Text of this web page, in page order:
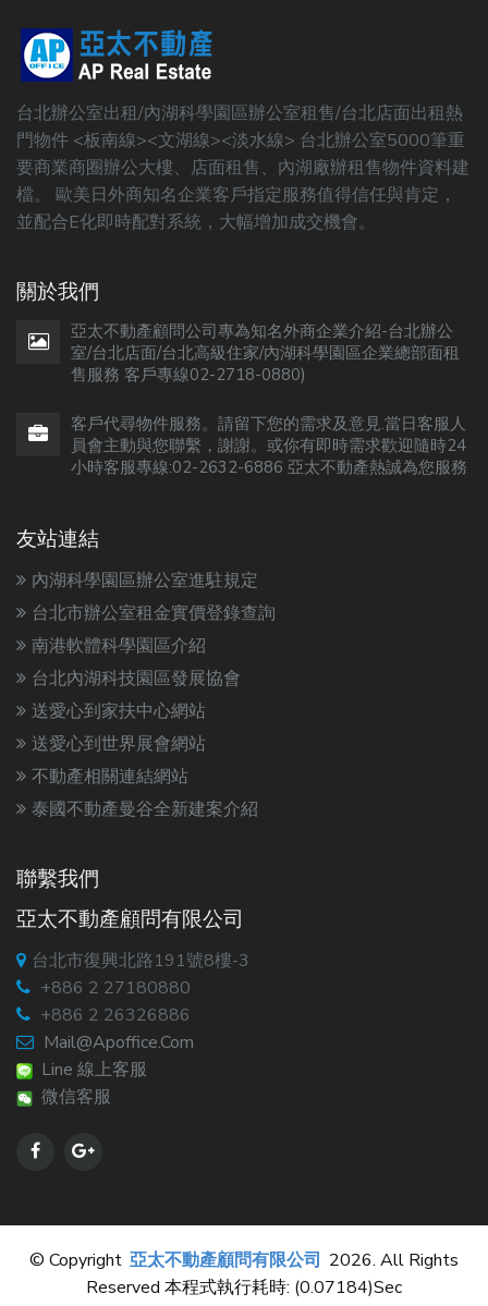
台北辦公室出租/內湖科學園區辦公室租售/台北店面出租熱
門物件 <板南線><文湖線><淡水線> 台北辦公室5000筆重
要商業商圈辦公大樓、店面租售、內湖廠辦租售物件資料建
檔。 歐美日外商知名企業客戶指定服務值得信任與肯定，
並配合E化即時配對系統，大幅增加成交機會。
關於我們
亞太不動產顧問公司專為知名外商企業介紹-台北辦公
室/台北店面/台北高級住家/內湖科學園區企業總部面租
售服務 客戶專線02-2718-0880)
客戶代尋物件服務。請留下您的需求及意見.當日客服人
員會主動與您聯繫，謝謝。或你有即時需求歡迎隨時24
小時客服專線:02-2632-6886 亞太不動產熱誠為您服務
友站連結
內湖科學園區辦公室進駐規定
台北市辦公室租金實價登錄查詢
南港軟體科學園區介紹
台北內湖科技園區發展協會
送愛心到家扶中心網站
送愛心到世界展會網站
不動產相關連結網站
泰國不動產曼谷全新建案介紹
聯繫我們
亞太不動產顧問有限公司
台北市復興北路191號8樓-3
+886 2 27180880
+886 2 26326886
Mail@apoffice.com
Line 線上客服
微信客服
© Copyright 亞太不動產顧問有限公司 2026. All Rights
Reserved 本程式執行耗時: (0.07184)sec